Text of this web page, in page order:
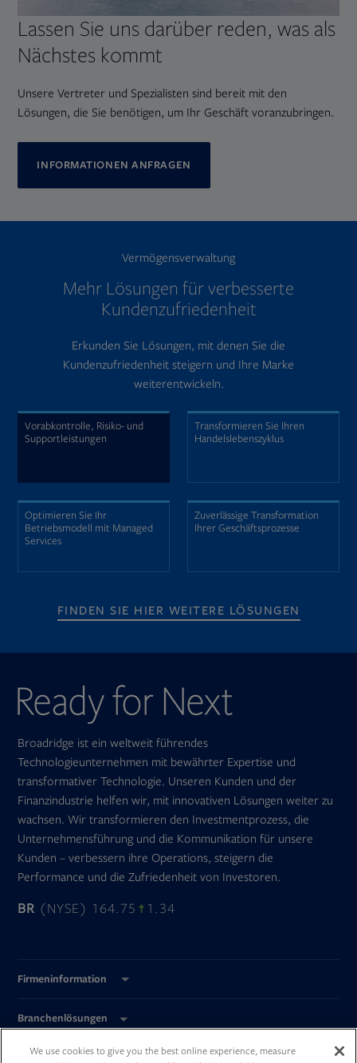
Lassen Sie uns darüber reden, was als
Nächstes kommt
Unsere Vertreter und Spezialisten sind bereit mit den
Lösungen, die Sie benötigen, um Ihr Geschäft voranzubringen.
INFORMATIONEN ANFRAGEN
Vermögensverwaltung
Mehr Lösungen für verbesserte
Kundenzufriedenheit
Erkunden Sie Lösungen, mit denen Sie die
Kundenzufriedenheit steigern und Ihre Marke
weiterentwickeln.
Vorabkontrolle, Risiko- und
Supportleistungen
Transformieren Sie Ihren
Handelslebenszyklus
Optimieren Sie Ihr
Betriebsmodell mit Managed
Services
Zuverlässige Transformation
Ihrer Geschäftsprozesse
FINDEN SIE HIER WEITERE LÖSUNGEN
Broadridge ist ein weltweit führendes
Technologieunternehmen mit bewährter Expertise und
transformativer Technologie. Unseren Kunden und der
Finanzindustrie helfen wir, mit innovativen Lösungen weiter zu
wachsen. Wir transformieren den Investmentprozess, die
Unternehmensführung und die Kommunikation für unsere
Kunden – verbessern ihre Operations, steigern die
Performance und die Zufriedenheit von Investoren.
BR (NYSE) 164.75 1.34
Firmeninformation
Branchenlösungen
Global Standorte
We use cookies to give you the best online experience, measure